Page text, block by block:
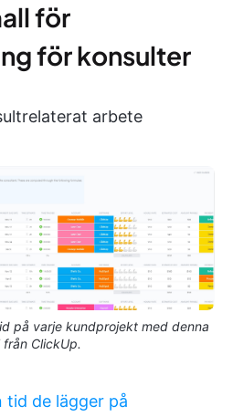
för
för konsulter
arbete
på varje kundprojekt med denna
från ClickUp.
tid de lägger på